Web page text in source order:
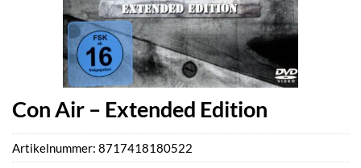
Con Air – Extended Edition
Artikelnummer: 8717418180522